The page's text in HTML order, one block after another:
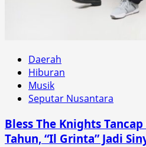
Daerah
Hiburan
Musik
Seputar Nusantara
Bless The Knights Tancap
Tahun, “Il Grinta” Jadi